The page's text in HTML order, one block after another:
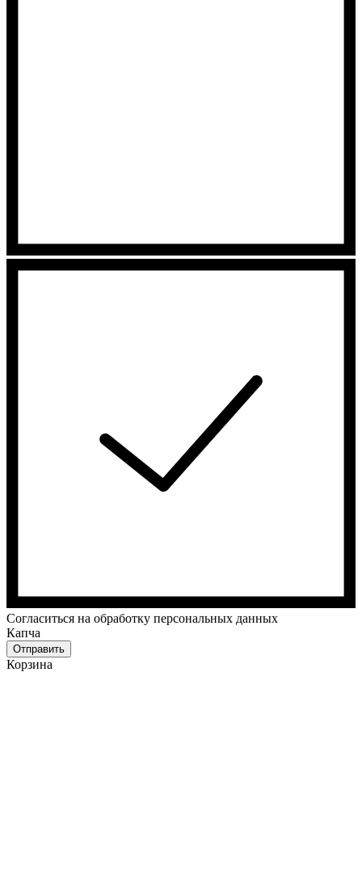
Cогласиться на обработку персональных данных
Капча
Отправить
Корзина